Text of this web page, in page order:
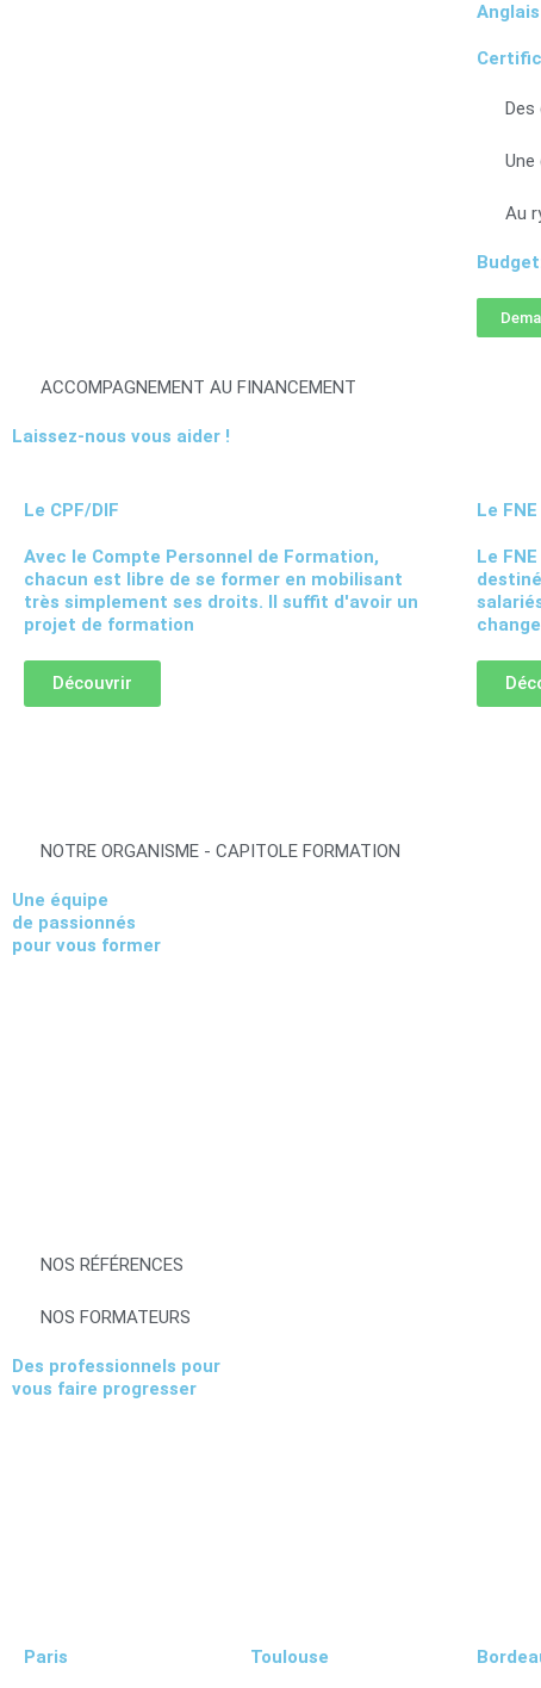
Au
ACCOMPAGNEMENT AU FINANCEMENT
Laissez-nous vous aider !
Le CPF/DIF
Avec le Compte Personnel de Formation,
chacun est libre de se former en mobilisant
très simplement ses droits. Il suffit d'avoir un
projet de formation
Découvrir
Le FNE
Le
NOTRE ORGANISME - CAPITOLE FORMATION
Une équipe
de passionnés
pour vous former
NOS RÉFÉRENCES
NOS FORMATEURS
Des professionnels pour
vous faire progresser
Paris Toulouse